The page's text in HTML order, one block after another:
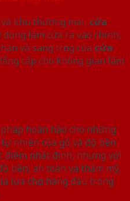
khu thương mại, cửa
làm cửa ra vào chính,
và sang trọng của cửa
cấp cho không gian làm
hoàn hảo cho những
nhiên của gỗ và độ bền
điểm nhất định, nhưng với
bền, an toàn và thẩm mỹ,
lựa chọn hàng đầu trong